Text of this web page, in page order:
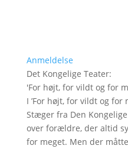
Anmeldelse
Det Kongelige Teater:
'For højt, for vildt og for
I ’For højt, for vildt og for
Stæger fra Den
over forældre, der altid
for meget. Men der